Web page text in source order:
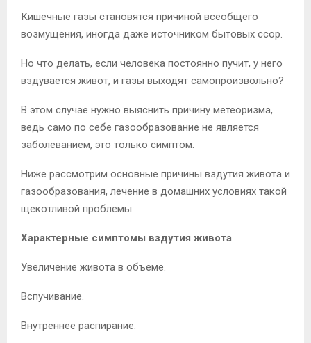
Кишечные газы становятся причиной всеобщего
возмущения, иногда даже источником бытовых ссор.
Но что делать, если человека постоянно пучит, у него
вздувается живот, и газы выходят самопроизвольно?
В этом случае нужно выяснить причину метеоризма,
ведь само по себе газообразование не является
заболеванием, это только симптом.
Ниже рассмотрим основные причины вздутия живота и
газообразования, лечение в домашних условиях такой
щекотливой проблемы.
Характерные симптомы вздутия живота
Увеличение живота в объеме.
Вспучивание.
Внутреннее распирание.